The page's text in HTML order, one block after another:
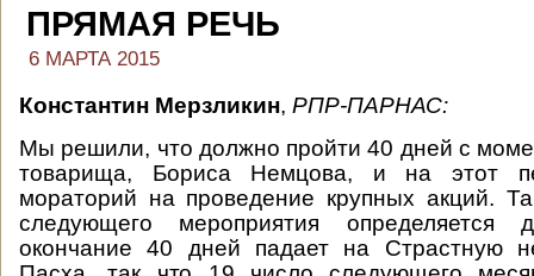
ПРЯМАЯ РЕЧЬ
6 МАРТА 2015
Константин Мерзликин, РПР-ПАРНАС:
Мы решили, что должно пройти 40 дней с
товарища, Бориса Немцова, и на этот
мораторий на проведение крупных акций.
следующего мероприятия определяется
окончание 40 дней падает на Страстную